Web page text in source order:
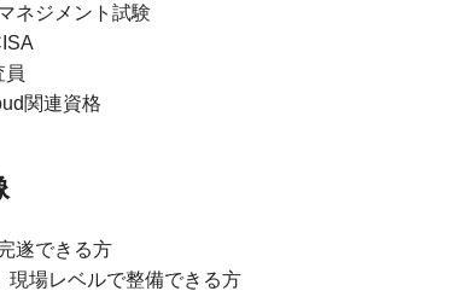
ネジメント試験
員
関連資格
遂できる方
現場レベルで整備できる方